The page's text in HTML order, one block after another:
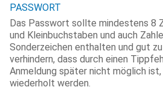
PASSWORT
Das Passwort sollte mindestens 8
und Kleinbuchstaben und auch
Sonderzeichen enthalten und gut
verhindern, dass durch einen
Anmeldung später nicht möglich ist,
wiederholt werden.